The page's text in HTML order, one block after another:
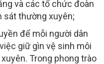
và các tổ chức đoàn
sát thường xuyên;
để mỗi người dân
giữ gìn vệ sinh môi
Trong phong trào